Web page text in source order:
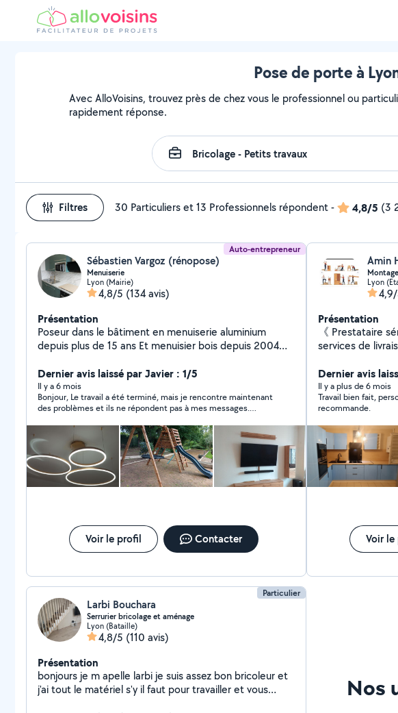
Pose de porte à
Avec AlloVoisins, trouvez près de chez vous le professionnel ou
rapidement réponse.
Filtres 30 Particuliers et 13 Professionnels répondent- 4,8/5 (3
Auto-entrepreneur
Sébastien Vargoz (rénopose)
Menuiserie
Lyon (Mairie)
4,8/5 (134 avis)
Présentation
Poseur dans le bâtiment en menuiserie aluminium
depuis plus de 15 ans Et menuisier bois depuis 2004
de cuisine.
Dernier avis laissé par Javier : 1/5
Il y a 6 mois
Bonjour, Le travail a été terminé, mais je rencontre maintenant
des problèmes et ils ne répondent pas à mes messages.
Voir le profil Contacter
Amin
Lyon
Présentation
《 Prestataire
services de
besoins avec
Dernier avis
Il y a plus de 6 mois
Travail bien fait,
recommande.
Voir
Particulier
Larbi Bouchara
Serrurier bricolage et aménage
Lyon (Bataille)
4,8/5 (110 avis)
Présentation
bonjours je m apelle larbi je suis assez bon bricoleur et
j'ai tout le matériel s'y il faut pour travailler et vous
Nos